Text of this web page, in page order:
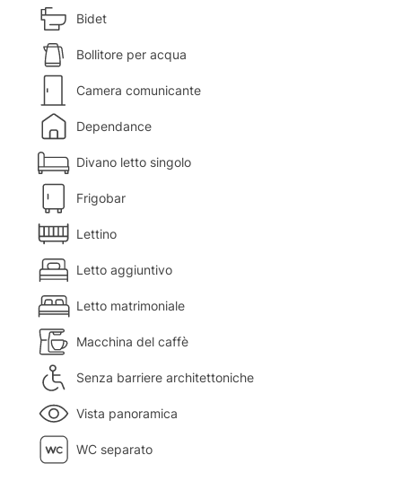
Bidet
Bollitore per acqua
Camera comunicante
Dependance
Divano letto singolo
Frigobar
Lettino
Letto aggiuntivo
Letto matrimoniale
Macchina del caffè
Senza barriere architettoniche
Vista panoramica
WC separato